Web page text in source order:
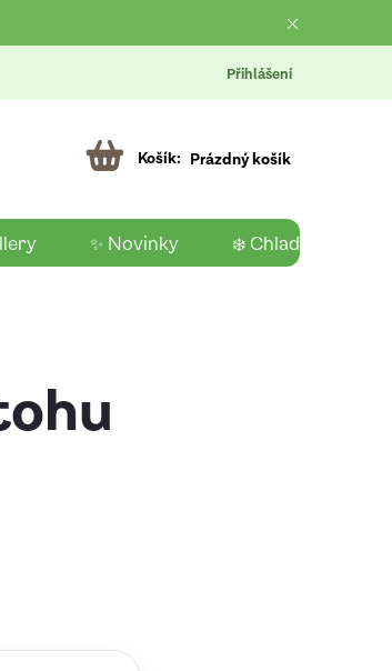
Přihlášení
Prázdný košík
✨ Novinky ❄️ Chladící